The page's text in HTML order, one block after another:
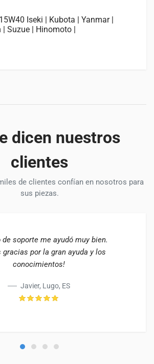
Iseki | Kubota | Yanmar |
Suzue | Hinomoto |
dicen nuestros
clientes
de clientes confían en nosotros para
sus piezas.
de soporte me ayudó muy bien.
gracias por la gran ayuda y los
conocimientos!
Javier, Lugo, ES